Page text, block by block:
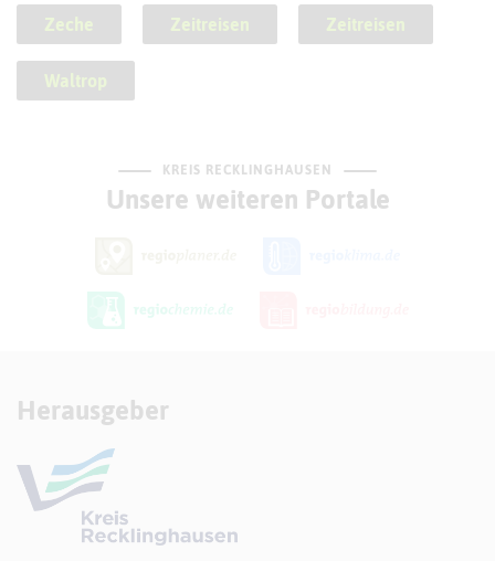
Zeche Zeitreisen Zeitreisen
Waltrop
KREIS RECKLINGHAUSEN
Unsere weiteren Portale
Herausgeber